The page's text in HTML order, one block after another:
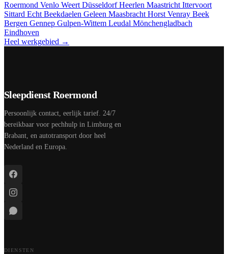
Roermond Venlo Weert DüsseldorfHeerlen Maastricht Ittervoort
Sittard Echt Beekdaelen Geleen Maasbracht Horst Venray Beek
Bergen Gennep Gulpen-Wittem Leudal Mönchengladbach
Eindhoven
Heel werkgebied →
Sleepdienst Roermond
Persoonlijk contact, eerlijk tarief. 24/7
bereikbaar voor pechhulp in Limburg en
Brabant, en autotransport door heel
Nederland en Europa.
DIENSTEN